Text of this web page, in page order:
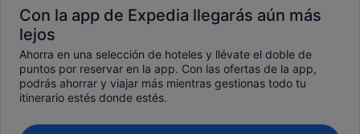
Con la app de Expedia llegarás aún más
lejos
Ahorra en una selección de hoteles y llévate el doble de
puntos por reservar en la app. Con las ofertas de la app,
podrás ahorrar y viajar más mientras gestionas todo tu
itinerario estés donde estés.